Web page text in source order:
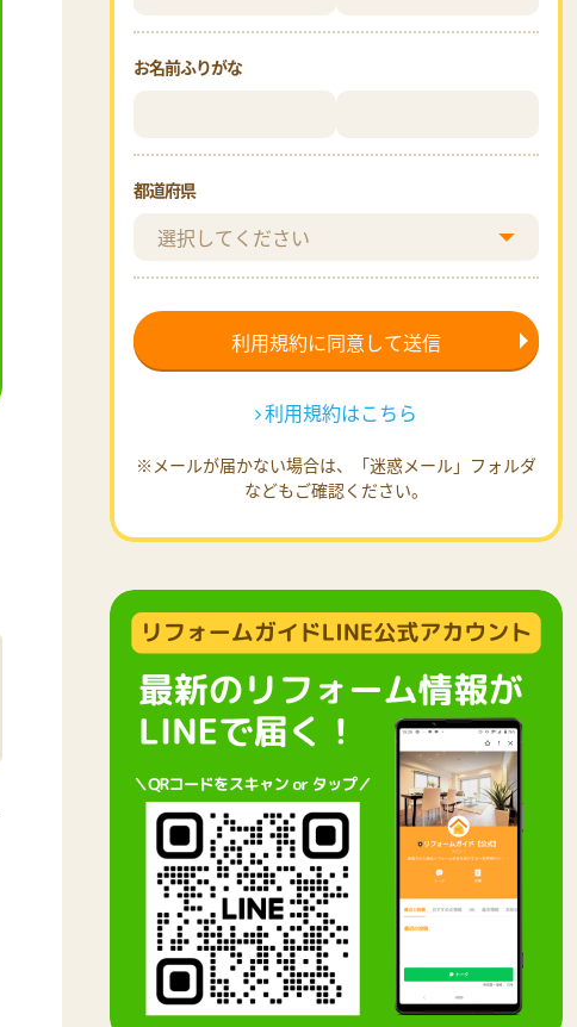
お名前ふりがな
都道府県
利用規約はこちら
※メールが届かない場合は、「迷惑メール」フォルダ
などもご確認ください。